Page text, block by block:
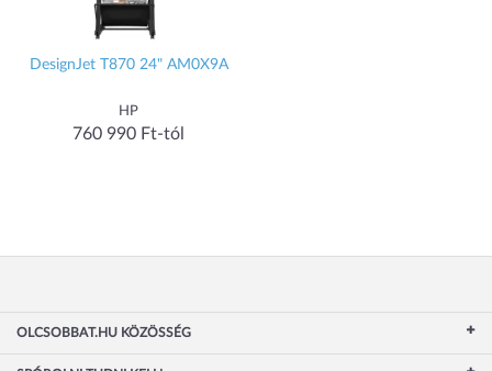
DesignJet T870 24" AM0X9A
HP
760 990 Ft-tól
OLCSOBBAT.HU KÖZÖSSÉG